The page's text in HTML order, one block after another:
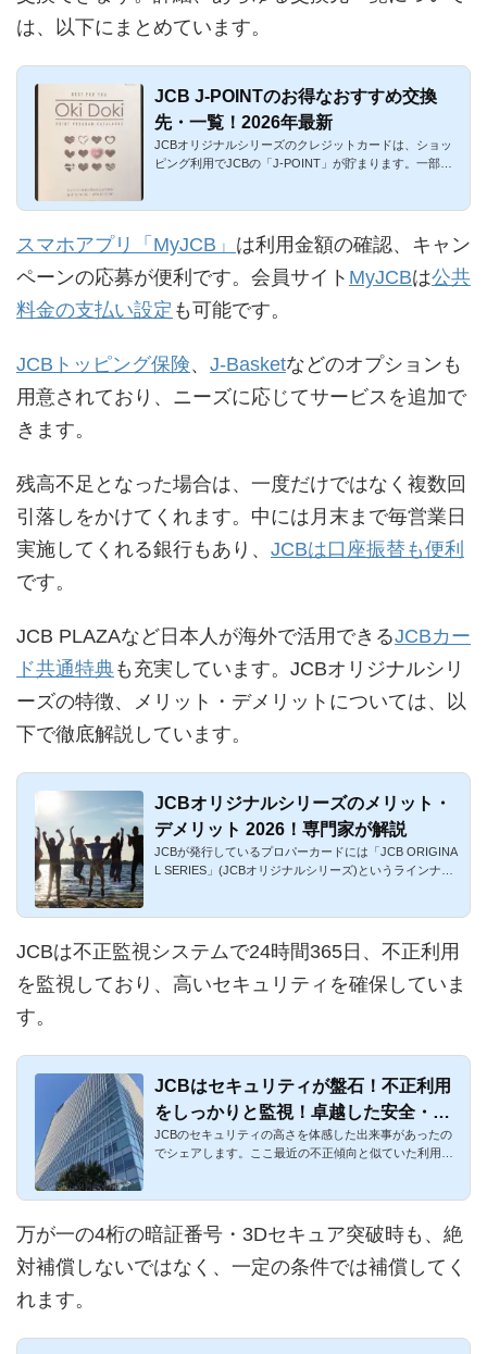
は、以下にまとめています。
JCB J-POINTのお得なおすすめ交換
先・一覧！2026年最新
JCBオリジナルシリーズのクレジットカードは、ショッ
ピング利用でJCBの「J-POINT」が貯まります。一部のJ
スマホアプリ「MyJCB」 は利用金額の確認、キャン
ペーンの応募が便利です。会員サイト MyJCBは公共
料金の支払い設定 も可能です。
JCBトッピング保険、 J-Basketなどのオプションも
用意されており、ニーズに応じてサービスを追加で
きます。
残高不足となった場合は、一度だけではなく複数回
引落しをかけてくれます。中には月末まで毎営業日
実施してくれる銀行もあり、 JCBは口座振替も便利
です。
JCB PLAZAなど日本人が海外で活用できるJCBカー
ド共通特典も充実しています。JCBオリジナルシリ
ーズの特徴、メリット・デメリットについては、以
下で徹底解説しています。
JCBオリジナルシリーズのメリット・
デメリット 2026！専門家が解説
JCBが発行しているプロパーカードには「JCB ORIGINA
L SERIES」(JCBオリジナルシリーズ)というラインナッ
JCBは不正監視システムで24時間365日、不正利用
を監視しており、高いセキュリティを確保していま
す。
JCBはセキュリティが盤石！不正利用
をしっかりと監視！卓越した安全・安
心を体験した口コミ
JCBのセキュリティの高さを体感した出来事があったの
でシェアします。ここ最近の不正傾向と似ていた利用に
万が一の4桁の暗証番号・3Dセキュア突破時も、絶
対補償しないではなく、一定の条件では補償してく
れます。